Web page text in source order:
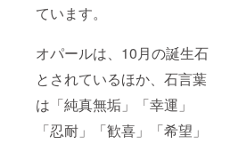
ています。
オパールは、10月の誕生石
とされているほか、石言葉
は「純真無垢」「幸運」
「忍耐」「歓喜」「希望」